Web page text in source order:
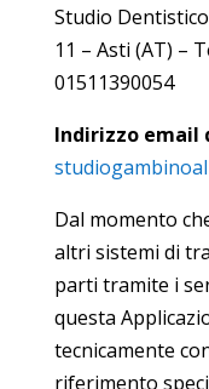
Studio
11 – Asti (AT) –
01511390054
Indirizzo email
Dal momento
altri sistemi di
parti tramite i
questa
tecnicamente
riferimento